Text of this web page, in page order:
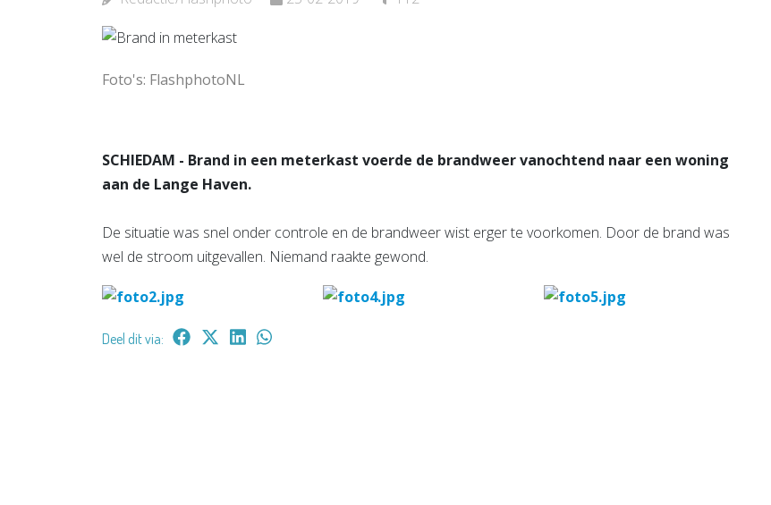
Foto's: FlashphotoNL
SCHIEDAM - Brand in een meterkast voerde de brandweer vanochtend naar een woning
aan de Lange Haven.
De situatie was snel onder controle en de brandweer wist erger te voorkomen. Door de brand was
wel de stroom uitgevallen. Niemand raakte gewond.
Deel dit via:
Bekijk de pagina Bekijk de pagina